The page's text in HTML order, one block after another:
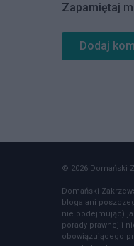
Zapamiętaj
© 2026 Domański
Domański
bloga ani
nie podejmując)
porady prawnej i
obowiązującego